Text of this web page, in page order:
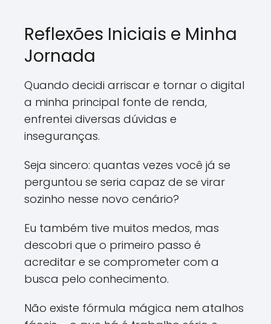
Reflexões Iniciais e Minha
Jornada
Quando decidi arriscar e tornar o digital
a minha principal fonte de renda,
enfrentei diversas dúvidas e
inseguranças.
Seja sincero: quantas vezes você já se
perguntou se seria capaz de se virar
sozinho nesse novo cenário?
Eu também tive muitos medos, mas
descobri que o primeiro passo é
acreditar e se comprometer com a
busca pelo conhecimento.
Não existe fórmula mágica nem atalhos